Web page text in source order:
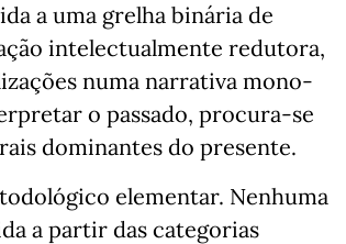
a uma grelha binária de
intelectualmente redutora,
numa narrativa mono-
o passado, procura-se
dominantes do presente.
elementar. Nenhuma
a partir das categorias